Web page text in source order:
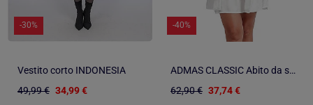
-30%
Vestito corto INDONESIA
49,99 € 34,99 €
-40%
ADMAS CLASSIC Abito da sposa romantico da donna
62,90 € 37,74 €